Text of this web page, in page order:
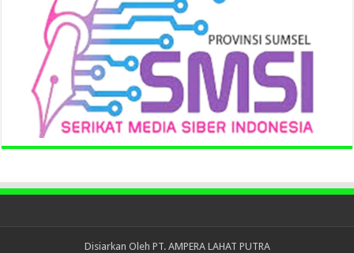
Disiarkan Oleh PT. AMPERA LAHAT PUTRA